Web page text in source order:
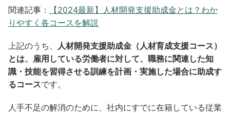
関連記事：
【2024最新】人材開発支援助成金とは？わか
りやすく各コースを解説
上記のうち、
人材開発支援助成金（人材育成支援コース）
とは、雇用している労働者に対して、職務に関連した知
識・技能を習得させる訓練を計画・実施した場合に助成す
るコースです。
人手不足の解消のために、社内にすでに在籍している従業